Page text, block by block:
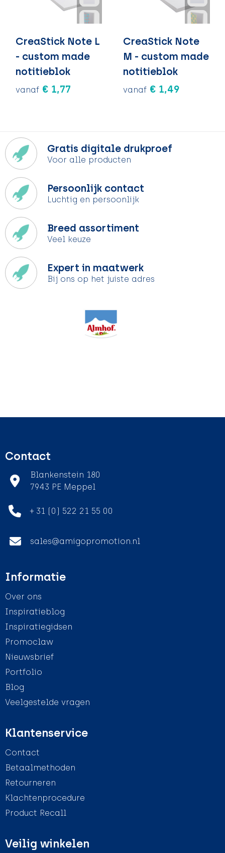
CreaStick Note L
- custom made
notitieblok
vanaf € 1,77
CreaStick Note
M - custom made
notitieblok
vanaf € 1,49
Gratis digitale drukproef
Voor alle producten
Persoonlijk contact
Luchtig en persoonlijk
Breed assortiment
Veel keuze
Expert in maatwerk
Bij ons op het juiste adres
Contact
Blankenstein 180
7943 PE Meppel
+ 31 (0) 522 21 55 00
sales@amigopromotion.nl
Informatie
Over ons
Inspiratieblog
Inspiratiegidsen
Promoclaw
Nieuwsbrief
Portfolio
Blog
Veelgestelde vragen
Klantenservice
Contact
Betaalmethoden
Retourneren
Klachtenprocedure
Product Recall
Veilig winkelen